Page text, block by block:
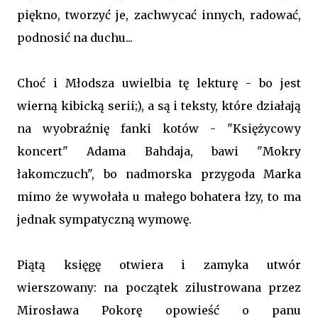
piękno, tworzyć je, zachwycać innych, radować,
podnosić na duchu...
Choć i Młodsza uwielbia tę lekturę - bo jest
wierną kibicką serii;), a są i teksty, które działają
na wyobraźnię fanki kotów - "Księżycowy
koncert" Adama Bahdaja, bawi "Mokry
łakomczuch", bo nadmorska przygoda Marka
mimo że wywołała u małego bohatera łzy, to ma
jednak sympatyczną wymowę.
Piątą księgę otwiera i zamyka utwór
wierszowany: na początek zilustrowana przez
Mirosława Pokorę opowieść o panu